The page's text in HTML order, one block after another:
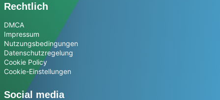
Rechtlich
DMCA
Impressum
Nutzungsbedingungen
Datenschutzregelung
Cookie Policy
Cookie-Einstellungen
Social media